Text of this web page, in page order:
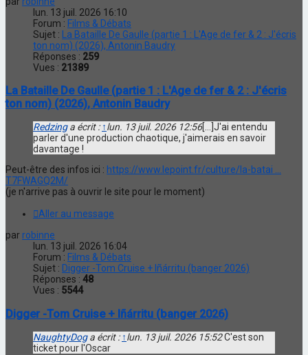
lun. 13 juil. 2026 16:10
Forum : Films & Débats
Sujet : La Bataille De Gaulle (partie 1 : L'Age de fer & 2 : J'écris
ton nom) (2026), Antonin Baudry
Réponses : 259
Vues : 21389
La Bataille De Gaulle (partie 1 : L'Age de fer & 2 : J'écris
ton nom) (2026), Antonin Baudry
Redzinga écrit : ↑lun. 13 juil. 2026 12:56[...]J'ai entendu
parler d'une production chaotique, j'aimerais en savoir
davantage !
Peut-être des infos ici : https://www.lepoint.fr/culture/la-batai ...
T7FWAGQ2M/
(je n'arrive pas à ouvrir le site pour le moment)
Aller au message
par robinne
lun. 13 juil. 2026 16:04
Forum : Films & Débats
Sujet : Digger -Tom Cruise + Iñárritu (banger 2026)
Réponses : 48
Vues : 5544
Digger -Tom Cruise + Iñárritu (banger 2026)
NaughtyDoga écrit : ↑lun. 13 juil. 2026 15:52C'est son
ticket pour l'Oscar